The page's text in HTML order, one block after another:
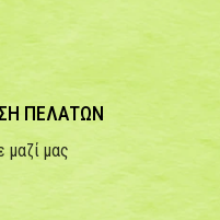
ΠΕΛΑΤΩΝ
μαζί μας